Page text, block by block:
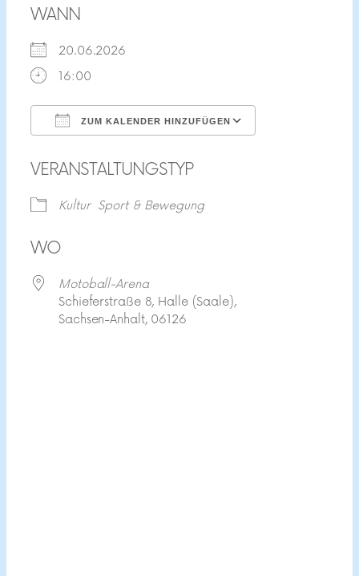
WANN
20.06.2026
16:00
ZUM KALENDER HINZUFÜGEN
VERANSTALTUNGSTYP
Kultur Sport & Bewegung
WO
Motoball-Arena
Schieferstraße 8, Halle (Saale),
Sachsen-Anhalt, 06126